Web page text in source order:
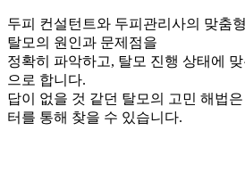
두피 컨설턴트와 두피관리사의 맞춤
탈모의 원인과 문제점을
정확히 파악하고, 탈모 진행 상태에
으로 합니다.
답이 없을 것 같던 탈모의 고민 해법
터를 통해 찾을 수 있습니다.